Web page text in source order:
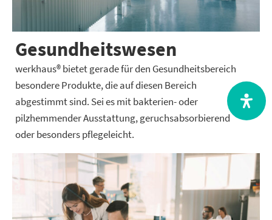
Gesundheitswesen
werkhaus® bietet gerade für den Gesundheitsbereich
besondere Produkte, die auf diesen Bereich
abgestimmt sind. Sei es mit bakterien- oder
pilzhemmender Ausstattung, geruchsabsorbierend
oder besonders pflegeleicht.